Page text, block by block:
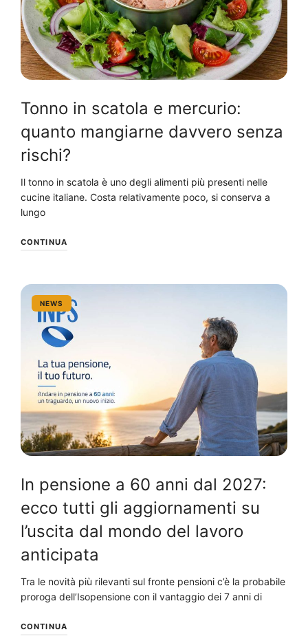
Tonno in scatola e mercurio:
quanto mangiarne davvero senza
rischi?
Il tonno in scatola è uno degli alimenti più presenti nelle
cucine italiane. Costa relativamente poco, si conserva a
lungo
CONTINUA
NEWS
In pensione a 60 anni dal 2027:
ecco tutti gli aggiornamenti su
l’uscita dal mondo del lavoro
anticipata
Tra le novità più rilevanti sul fronte pensioni c’è la probabile
proroga dell’Isopensione con il vantaggio dei 7 anni di
CONTINUA